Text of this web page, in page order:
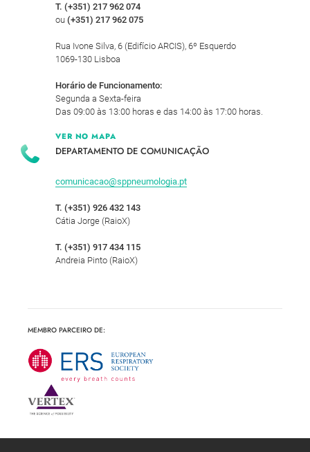
T. (+351) 217 962 074
ou (+351) 217 962 075
Rua Ivone Silva, 6 (Edifício ARCIS), 6º Esquerdo
1069-130 Lisboa
Horário de Funcionamento:
Segunda a Sexta-feira
Das 09:00 às 13:00 horas e das 14:00 às 17:00 horas.
VER NO MAPA
DEPARTAMENTO DE COMUNICAÇÃO
comunicacao@sppneumologia.pt
T. (+351) 926 432 143
Cátia Jorge (RaioX)
T. (+351) 917 434 115
Andreia Pinto (RaioX)
MEMBRO PARCEIRO DE: